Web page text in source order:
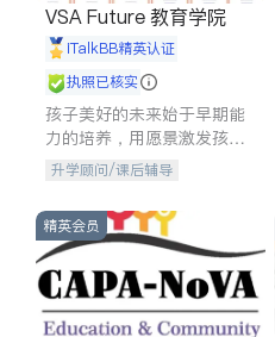
VSA Future 教育学院
iTalkBB精英认证
执照已核实
孩子美好的未来始于早期能
力的培养，用愿景激发孩子
的学习潜力和动力。理念：
石。
升学顾问/课后辅导
精英会员